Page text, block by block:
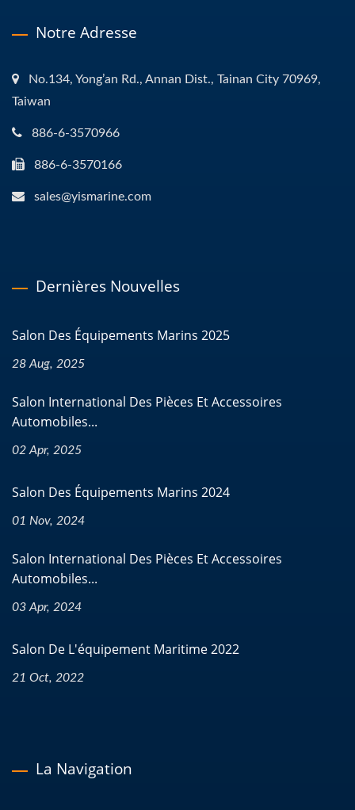
Notre Adresse
No.134, Yong’an Rd., Annan Dist., Tainan City 70969,
Taiwan
886-6-3570966
886-6-3570166
sales@yismarine.com
Dernières Nouvelles
Salon Des Équipements Marins 2025
28 Aug, 2025
Salon International Des Pièces Et Accessoires
Automobiles...
02 Apr, 2025
Salon Des Équipements Marins 2024
01 Nov, 2024
Salon International Des Pièces Et Accessoires
Automobiles...
03 Apr, 2024
Salon De L'équipement Maritime 2022
21 Oct, 2022
La Navigation